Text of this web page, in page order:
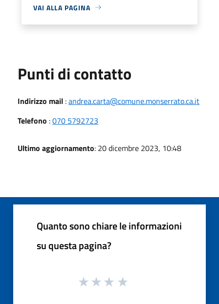
VAI ALLA PAGINA
Punti di contatto
Indirizzo mail :andrea.carta@comune.monserrato.ca.it
Telefono :070 5792723
Ultimo aggiornamento: 20 dicembre 2023, 10:48
Quanto sono chiare le informazioni
su questa pagina?